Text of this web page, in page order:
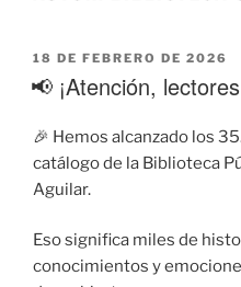
18 DE FEBRERO DE 2026
📢 ¡Atención,
🎉 Hemos alcanzado los
catálogo de la Biblioteca
Aguilar.
Eso significa miles de
conocimientos y